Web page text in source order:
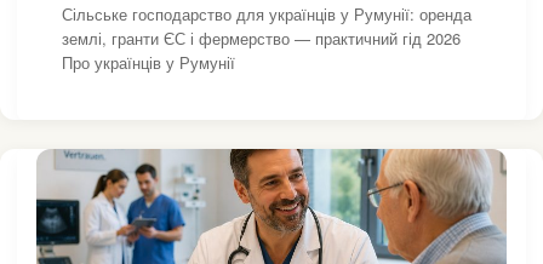
Сільське господарство для українців у Румунії: оренда
землі, гранти ЄС і фермерство — практичний гід 2026
Про українців у Румунії